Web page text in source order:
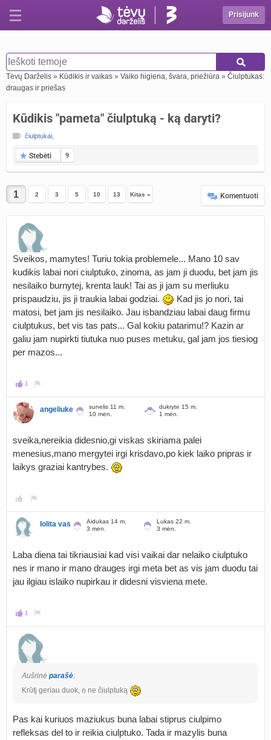
Prisijunk
Tėvų Darželis » Kūdikis ir vaikas » Vaiko higiena, švara, priežiūra » Čiulptukas:
draugas ir priešas
Kūdikis "pameta" čiulptuką - ką daryti?
čiulptukai
Stebėti 9
2 3 5 10 13 Kitas » Komentuoti
Sveikos, mamytes! Turiu tokia problemele... Mano 10 sav
kudikis labai nori ciulptuko, zinoma, as jam ji duodu, bet jam jis
nesilaiko burnytej, krenta lauk! Tai as ji jam su merliuku
prispaudziu, jis ji traukia labai godziai.
Kad jis jo nori, tai
matosi, bet jam jis nesilaiko. Jau isbandziau labai daug firmu
ciulptukus, bet vis tas pats... Gal kokiu patarimu!? Kazin ar
galiu jam nupirkti tiutuka nuo puses metuku, gal jam jos tiesiog
per mazos...
1
angeliuke
sunelis 11 m.
10 mėn.
dukryte 15 m.
1 mėn.
sveika,nereikia didesnio,gi viskas skiriama palei
menesius,mano mergytei irgi krisdavo,po kiek laiko pripras ir
laikys graziai kantrybes.
lolita vas
Aidukas 14 m.
3 mėn.
Lukas 22 m.
3 mėn.
Laba diena tai tikriausiai kad visi vaikai dar nelaiko ciulptuko
nes ir mano ir mano drauges irgi meta bet as vis jam duodu tai
jau ilgiau islaiko nupirkau ir didesni visviena mete.
1
Aušrinė parašė:
Krūtį geriau duok, o ne čiulptuką
Pas kai kuriuos maziukus buna labai stiprus ciulpimo
refleksas del to ir reikia ciulptuko. Tada ir mazylis buna